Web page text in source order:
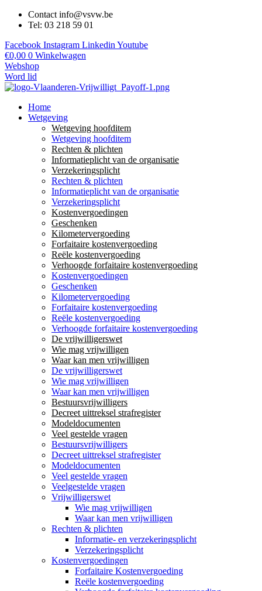
Contact info@vsvw.be
Tel: 03 218 59 01
Facebook Instagram Linkedin Youtube
€0,00 0 Winkelwagen
Webshop
Word lid
Home
Wetgeving
Wetgeving hoofditem
Wetgeving hoofditem
Rechten & plichten
Informatieplicht van de organisatie
Verzekeringsplicht
Rechten & plichten
Informatieplicht van de organisatie
Verzekeringsplicht
Kostenvergoedingen
Geschenken
Kilometervergoeding
Forfaitaire kostenvergoeding
Reële kostenvergoeding
Verhoogde forfaitaire kostenvergoeding
Kostenvergoedingen
Geschenken
Kilometervergoeding
Forfaitaire kostenvergoeding
Reële kostenvergoeding
Verhoogde forfaitaire kostenvergoeding
De vrijwilligerswet
Wie mag vrijwilligen
Waar kan men vrijwilligen
De vrijwilligerswet
Wie mag vrijwilligen
Waar kan men vrijwilligen
Bestuursvrijwilligers
Decreet uittreksel strafregister
Modeldocumenten
Veel gestelde vragen
Bestuursvrijwilligers
Decreet uittreksel strafregister
Modeldocumenten
Veel gestelde vragen
Veelgestelde vragen
Vrijwilligerswet
Wie mag vrijwilligen
Waar kan men vrijwilligen
Rechten & plichten
Informatie- en verzekeringsplicht
Verzekeringsplicht
Kostenvergoedingen
Forfaitaire Kostenvergoeding
Reële kostenvergoeding